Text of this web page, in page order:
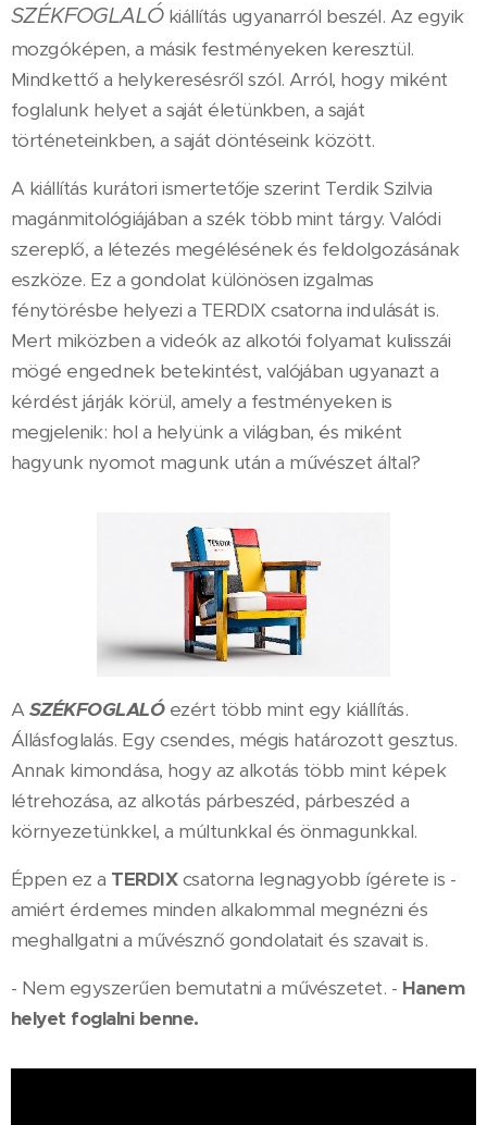
SZÉKFOGLALÓkiállítás ugyanarról beszél. Az egyik
mozgóképen, a másik festményeken keresztül.
Mindkettő a helykeresésről szól. Arról, hogy miként
foglalunk helyet a saját életünkben, a saját
történeteinkben, a saját döntéseink között.
A kiállítás kurátori ismertetője szerint Terdik Szilvia
magánmitológiájában a szék több mint tárgy. Valódi
szereplő, a létezés megélésének és feldolgozásának
eszköze. Ez a gondolat különösen izgalmas
fénytörésbe helyezi a TERDIX csatorna indulását is.
Mert miközben a videók az alkotói folyamat kulisszái
mögé engednek betekintést, valójában ugyanazt a
kérdést járják körül, amely a festményeken is
megjelenik: hol a helyünk a világban, és miként
hagyunk nyomot magunk után a művészet által?
ASZÉKFOGLALÓezért több mint egy kiállítás.
Állásfoglalás. Egy csendes, mégis határozott gesztus.
Annak kimondása, hogy az alkotás több mint képek
létrehozása, az alkotás párbeszéd, párbeszéd a
környezetünkkel, a múltunkkal és önmagunkkal.
Éppen ez a TERDIXcsatorna legnagyobb ígérete is -
amiért érdemes minden alkalommal megnézni és
meghallgatni a művésznő gondolatait és szavait is.
- Nem egyszerűen bemutatni a művészetet. - Hanem
helyet foglalni benne.